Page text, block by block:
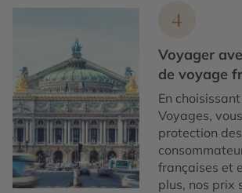
4
Voyager
de voyage
En
Voyages,
protection des
françaises et
plus, nos prix